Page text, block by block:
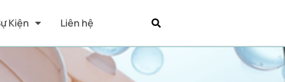
Kiện Liên hệ